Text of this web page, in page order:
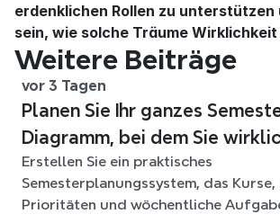
erdenklichen Rollen zu unterstützen
sein, wie solche Träume
Weitere Beiträge
vor 3 Tagen
Planen Sie Ihr ganzes
Diagramm, bei dem Sie
bleiben
Erstellen Sie ein praktisches
Semesterplanungssystem, das Kurse,
Prioritäten und wöchentliche